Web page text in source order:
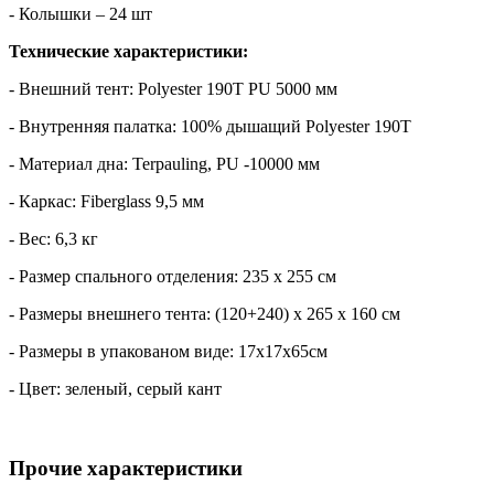
- Колышки – 24 шт
Технические характеристики:
- Внешний тент: Polyester 190T PU 5000 мм
- Внутренняя палатка: 100% дышащий Polyester 190Т
- Материал дна: Terpauling, PU -10000 мм
- Каркас: Fiberglass 9,5 мм
- Вес: 6,3 кг
- Размер спального отделения: 235 х 255 см
- Размеры внешнего тента: (120+240) х 265 х 160 см
- Размеры в упакованом виде: 17х17х65см
- Цвет: зеленый, серый кант
Прочие характеристики